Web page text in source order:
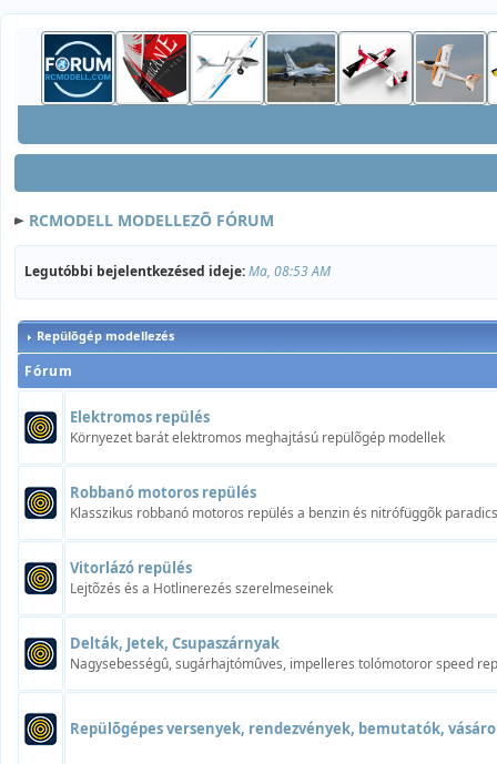
RCMODELL MODELLEZÕ FÓRUM
Legutóbbi bejelentkezésed ideje:Ma, 08:53 AM
Repülõgép modellezés
Fórum
Elektromos repülés
Környezet barát elektromos meghajtású repülõgép modellek
Robbanó motoros repülés
Klasszikus robbanó motoros repülés a benzin és nitrófüggõk
Vitorlázó repülés
Lejtõzés és a Hotlinerezés szerelmeseinek
Delták, Jetek, Csupaszárnyak
Nagysebességû, sugárhajtómûves, impelleres tolómotoror speed
Repülõgépes versenyek, rendezvények, bemutatók,